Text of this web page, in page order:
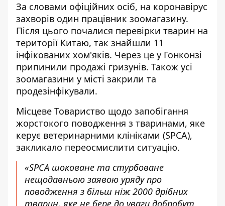
За словами офіційних осіб, на коронавірус
захворів один працівник зоомагазину.
Після цього почалися перевірки тварин на
території Китаю, так знайшли 11
інфікованих хом'яків. Через це у Гонконзі
припинили продажі гризунів. Також усі
зоомагазини у місті закрили та
продезінфікували.
Місцеве Товариство щодо запобігання
жорстокого поводження з тваринами, яке
керує ветеринарними клініками (SPCA),
закликало переосмислити ситуацію.
«SPCA шоковане та стурбоване
нещодавньою заявою уряду про
поводження з більш ніж 2000 дрібних
тварин, яке не бере до уваги добробут